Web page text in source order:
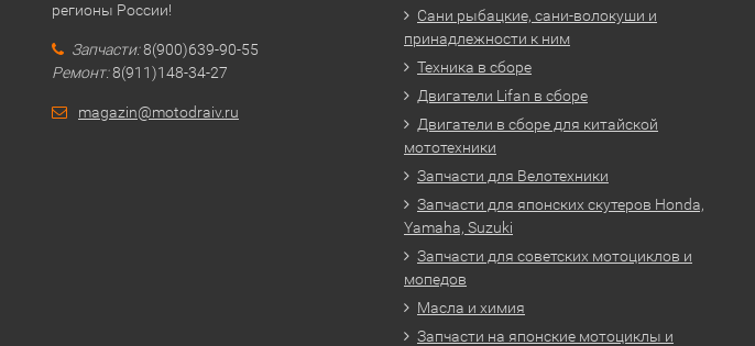
регионы России!
Запчасти:8(900)639-90-55
Ремонт:8(911)148-34-27
magazin@motodraiv.ru
Сани рыбацкие, сани-волокуши и
принадлежности к ним
Техника в сборе
Двигатели Lifan в сборе
Двигатели в сборе для китайской
мототехники
Запчасти для Велотехники
Запчасти для японских скутеров Honda,
Yamaha, Suzuki
Запчасти для советских мотоциклов и
мопедов
Масла и химия
Запчасти на японские мотоциклы и